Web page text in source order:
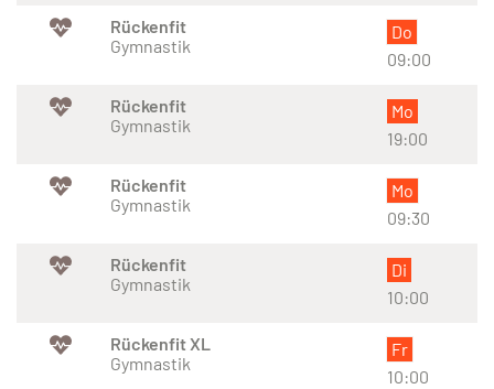
Rückenfit
Gymnastik
Do
09:00
Rückenfit
Gymnastik
Mo
19:00
Rückenfit
Gymnastik
Mo
09:30
Rückenfit
Gymnastik
Di
10:00
Rückenfit XL
Gymnastik
Fr
10:00